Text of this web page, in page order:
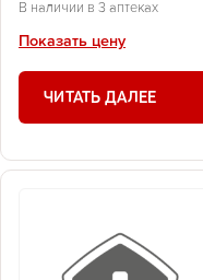
В наличии в 3 аптеках
Показать цену
ЧИТАТЬ ДАЛЕЕ